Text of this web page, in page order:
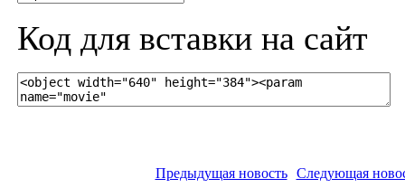
Код для вставки на сайт
Предыдущая новость Следующая